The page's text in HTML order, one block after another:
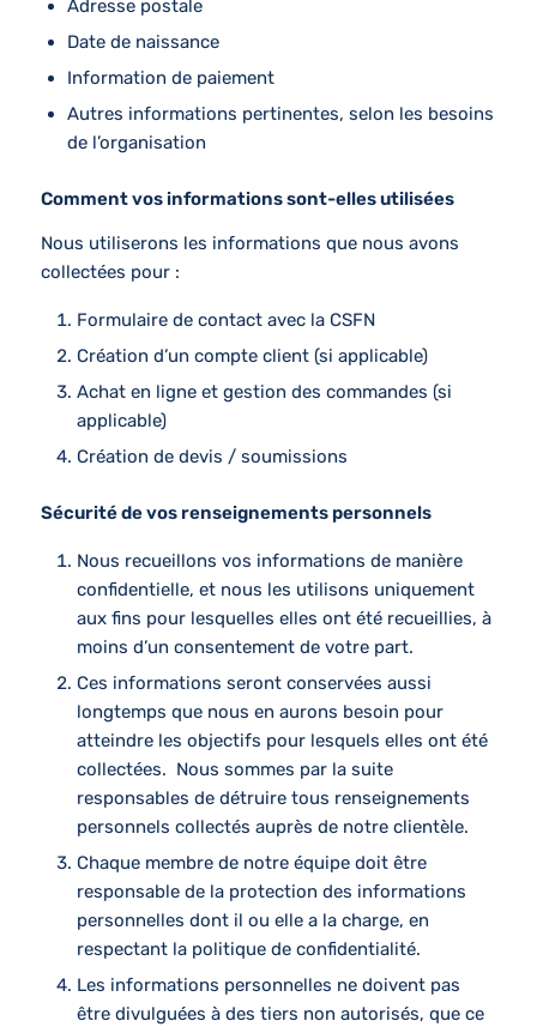
Adresse postale
Date de naissance
Information de paiement
Autres informations pertinentes, selon les besoins
de l’organisation
Comment vos informations sont-elles utilisées
Nous utiliserons les informations que nous avons
collectées pour :
Formulaire de contact avec la CSFN
Création d’un compte client (si applicable)
Achat en ligne et gestion des commandes (si
applicable)
Création de devis / soumissions
Sécurité de vos renseignements personnels
Nous recueillons vos informations de manière
confidentielle, et nous les utilisons uniquement
aux fins pour lesquelles elles ont été recueillies, à
moins d’un consentement de votre part.
Ces informations seront conservées aussi
longtemps que nous en aurons besoin pour
atteindre les objectifs pour lesquels elles ont été
collectées. Nous sommes par la suite
responsables de détruire tous renseignements
personnels collectés auprès de notre clientèle.
Chaque membre de notre équipe doit être
responsable de la protection des informations
personnelles dont il ou elle a la charge, en
respectant la politique de confidentialité.
Les informations personnelles ne doivent pas
être divulguées à des tiers non autorisés, que ce